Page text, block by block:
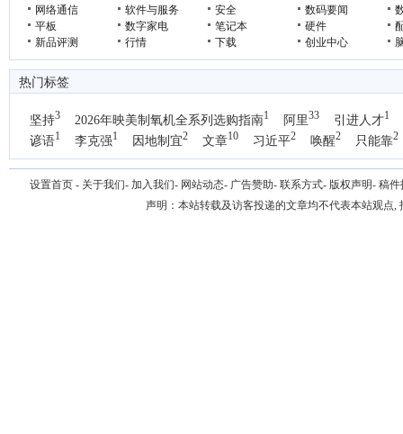
网络通信 软件与服务 安全 数码要闻
平板
数字家电 笔记本 硬件
新品评测
行情 下载 创业中心
热门标签
坚持3 2026年映美制氧机全系列选购指南1 阿里33 引进人才1
谚语1 李克强1 因地制宜2 文章10 习近平2 唤醒2 只能靠2
国办1
设置首页 - 关于我们- 加入我们- 网站动态- 广告赞助- 联系方式- 版权声明- 稿件
声明：本站转载及访客投递的文章均不代表本站观点